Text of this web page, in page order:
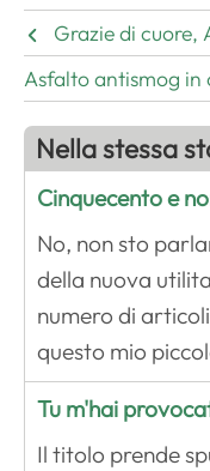
Grazie di cuore,
Asfalto antismog in
Nella stessa
Cinquecento e
No, non sto
della nuova
numero di
questo mio
Tu m'hai
Il titolo prende